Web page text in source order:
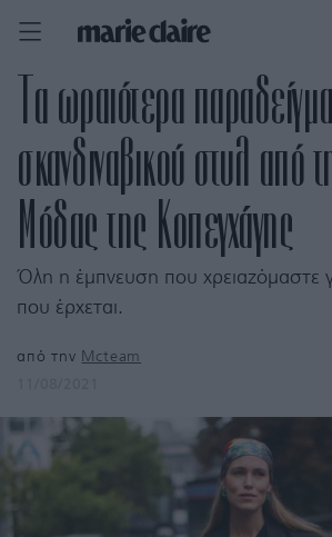
Τα ωραιότερα
σκανδιναβικού στυλ από
Μόδας της Κοπεγχάγης
Όλη η έμπνευση που χρειαζόμαστε
που έρχεται.
από την Mcteam